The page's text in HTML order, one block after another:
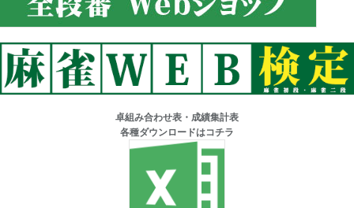
卓組み合わせ表・成績集計表
各種ダウンロードはコチラ